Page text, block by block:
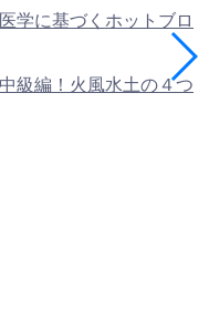
学に基づくホットブロ
級編！火風水土の４つ